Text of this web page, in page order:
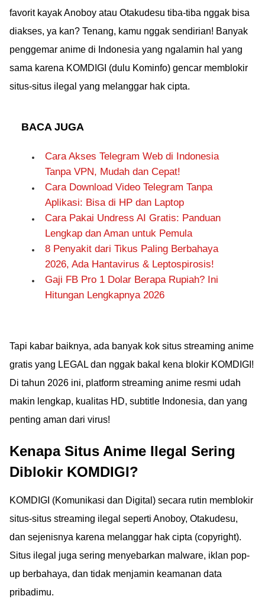
favorit kayak Anoboy atau Otakudesu tiba-tiba nggak bisa
diakses, ya kan? Tenang, kamu nggak sendirian! Banyak
penggemar anime di Indonesia yang ngalamin hal yang
sama karena KOMDIGI (dulu Kominfo) gencar memblokir
situs-situs ilegal yang melanggar hak cipta.
BACA JUGA
Cara Akses Telegram Web di Indonesia
Tanpa VPN, Mudah dan Cepat!
Cara Download Video Telegram Tanpa
Aplikasi: Bisa di HP dan Laptop
Cara Pakai Undress AI Gratis: Panduan
Lengkap dan Aman untuk Pemula
8 Penyakit dari Tikus Paling Berbahaya
2026, Ada Hantavirus & Leptospirosis!
Gaji FB Pro 1 Dolar Berapa Rupiah? Ini
Hitungan Lengkapnya 2026
Tapi kabar baiknya, ada banyak kok situs streaming anime
gratis yang LEGAL dan nggak bakal kena blokir KOMDIGI!
Di tahun 2026 ini, platform streaming anime resmi udah
makin lengkap, kualitas HD, subtitle Indonesia, dan yang
penting aman dari virus!
Kenapa Situs Anime Ilegal Sering
Diblokir KOMDIGI?
KOMDIGI (Komunikasi dan Digital) secara rutin memblokir
situs-situs streaming ilegal seperti Anoboy, Otakudesu,
dan sejenisnya karena melanggar hak cipta (copyright).
Situs ilegal juga sering menyebarkan malware, iklan pop-
up berbahaya, dan tidak menjamin keamanan data
pribadimu.